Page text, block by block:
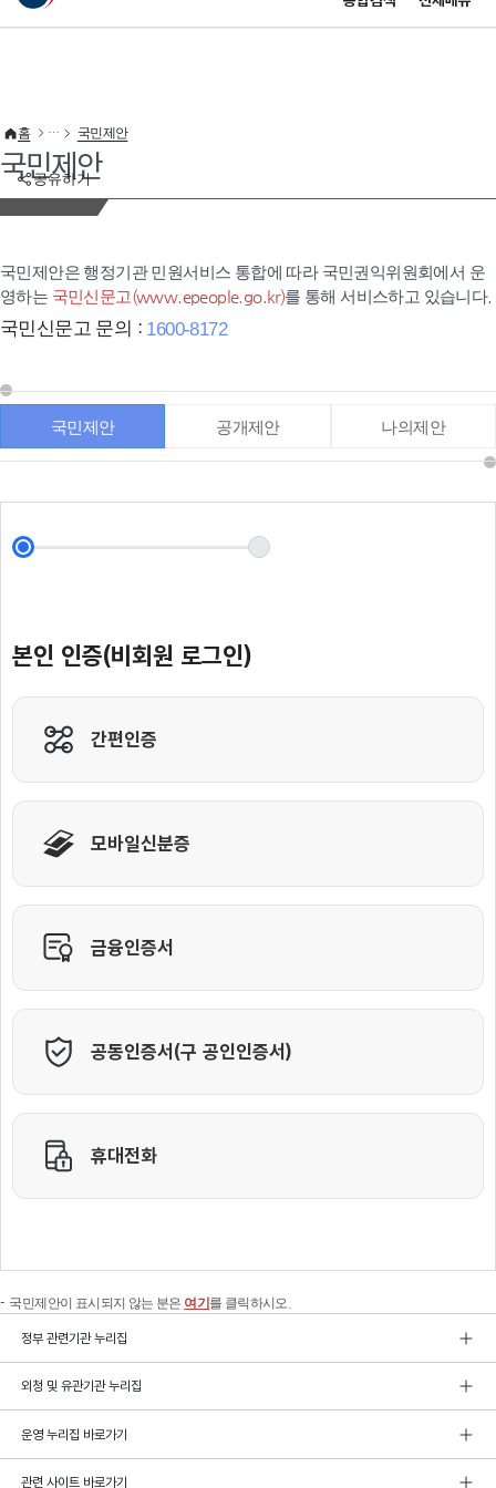
이 누리집은 대한민국 공식 전자정부 누리집입니다.
공유하기
홈 국민제안
국민제안
국민제안은 행정기관 민원서비스 통합에 따라 국민권익위원회에서 운
영하는 국민신문고(www.epeople.go.kr)를 통해 서비스하고 있습니다.
국민신문고 문의 : 1600-8172
국민제안 공개제안 나의제안
국민제안이 표시되지 않는 분은 여기 를 클릭하시오.
정부 관련기관 누리집
외청 및 유관기관 누리집
운영 누리집 바로가기
관련 사이트 바로가기